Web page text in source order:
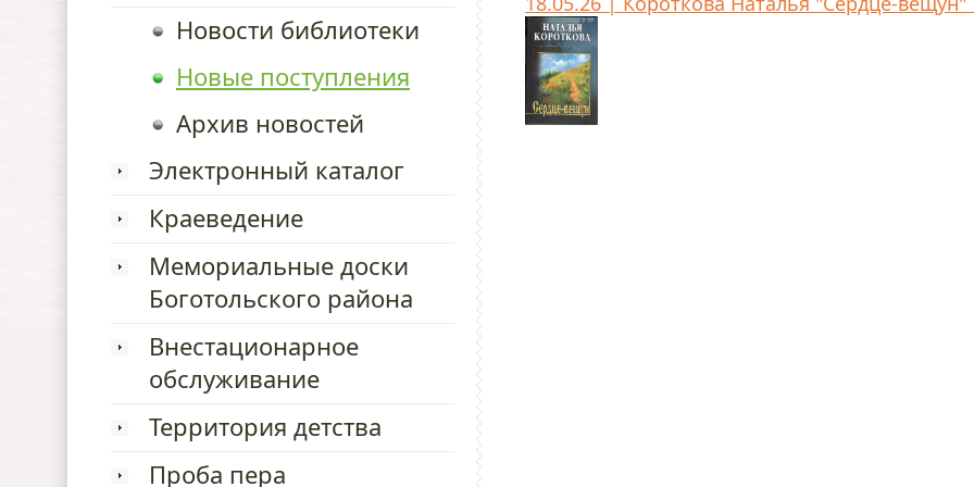
Новости библиотеки
Новые поступления
Архив новостей
Электронный каталог
Краеведение
Мемориальные доски
Боготольского района
Внестационарное
обслуживание
Территория детства
Проба пера